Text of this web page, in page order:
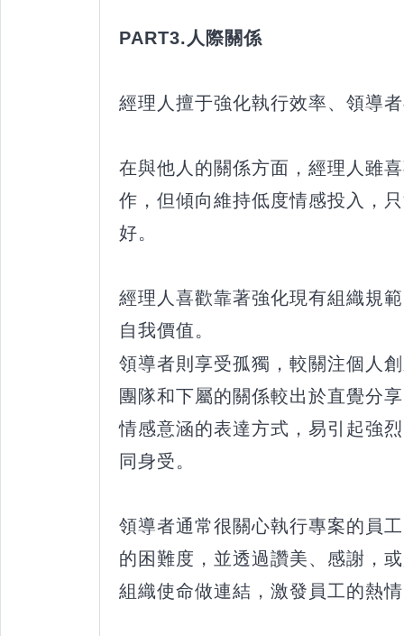
PART3.人際關係
經理人擅于強化執行效率、領導
在與他人的關係方面，經理人雖
作，但傾向維持低度情感投入，
好。
經理人喜歡靠著強化現有組織規
自我價值。
領導者則享受孤獨，較關注個人
團隊和下屬的關係較出於直覺分
情感意涵的表達方式，易引起強
同身受。
領導者通常很關心執行專案的員
的困難度，並透過讚美、感謝，
組織使命做連結，激發員工的熱